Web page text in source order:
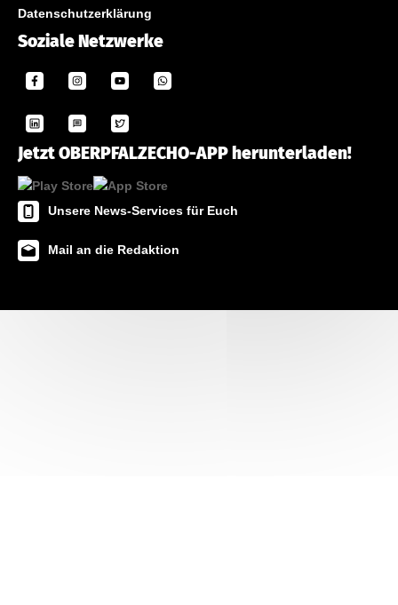
Datenschutzerklärung
Soziale Netzwerke
Jetzt OBERPFALZECHO-APP herunterladen!
Unsere News-Services für Euch
Mail an die Redaktion